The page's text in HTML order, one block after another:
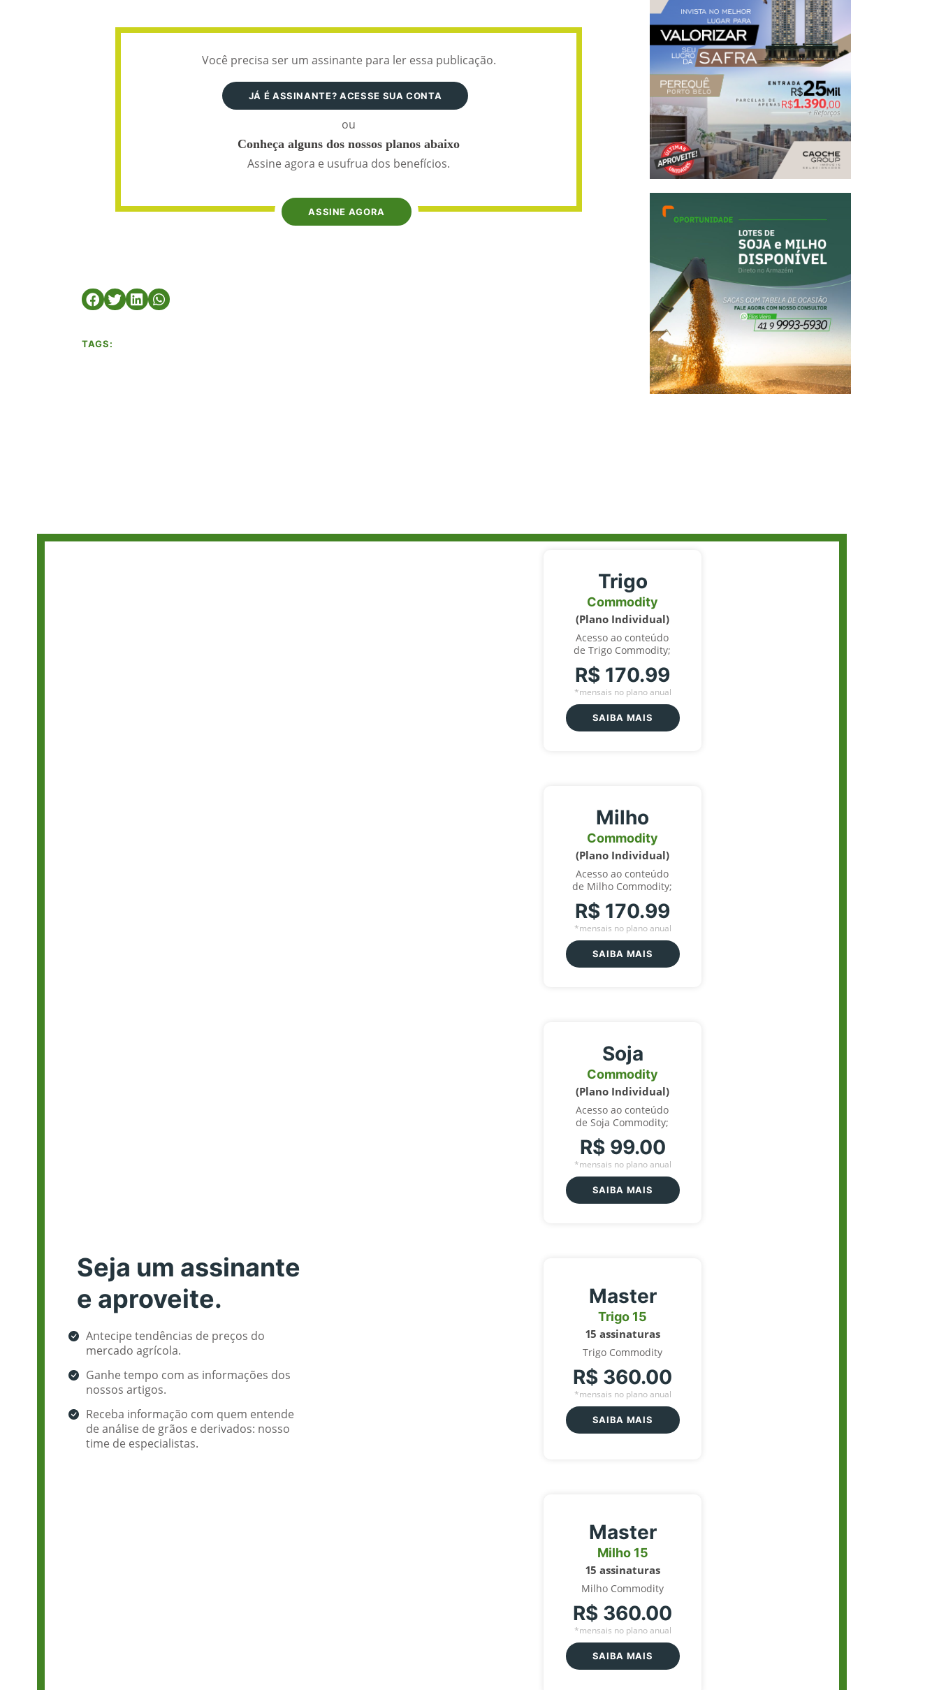
Você precisa ser um assinante para ler essa publicação.
JÁ É ASSINANTE? ACESSE SUA CONTA
ou
Conheça alguns dos nossos planos abaixo
Assine agora e usufrua dos benefícios.
ASSINE AGORA
TAGS:
Seja um assinante
e aproveite.
Antecipe tendências de preços do
mercado agrícola.
Ganhe tempo com as informações dos
nossos artigos.
Receba informação com quem entende
de análise de grãos e derivados: nosso
time de especialistas.
Trigo
Commodity
(Plano Individual)
Acesso ao conteúdo
de Trigo Commodity;
R$ 170.99
*mensais no plano anual
SAIBA MAIS
Milho
Commodity
(Plano Individual)
Acesso ao conteúdo
de Milho Commodity;
R$ 170.99
*mensais no plano anual
SAIBA MAIS
Soja
Commodity
(Plano Individual)
Acesso ao conteúdo
de Soja Commodity;
R$ 99.00
*mensais no plano anual
SAIBA MAIS
Master
Trigo 15
15 assinaturas
Trigo Commodity
R$ 360.00
*mensais no plano anual
SAIBA MAIS
Master
Milho 15
15 assinaturas
Milho Commodity
R$ 360.00
*mensais no plano anual
SAIBA MAIS